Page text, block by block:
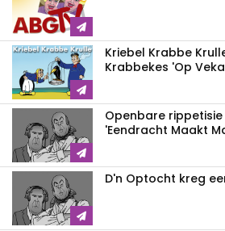
Kriebel Krabbe
Krabbekes 'Op
Openbare rippetisie
'Eendracht Maakt
D'n Optocht kreg